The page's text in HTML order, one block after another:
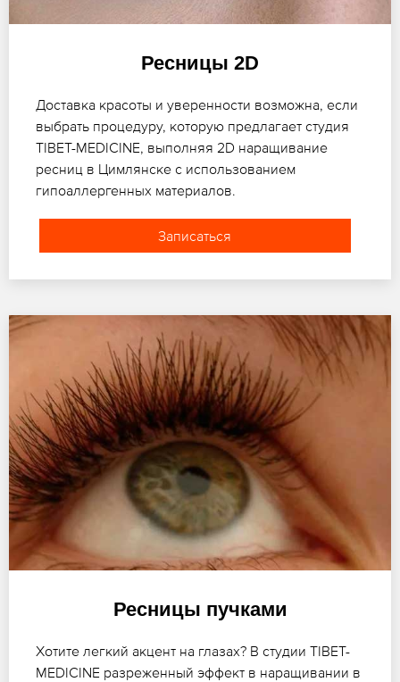
Ресницы 2D
Доставка красоты и уверенности возможна, если
выбрать процедуру, которую предлагает студия
TIBET-MEDICINE, выполняя 2D наращивание
ресниц в Цимлянске с использованием
гипоаллергенных материалов.
Записаться
Ресницы пучками
Хотите легкий акцент на глазах? В студии TIBET-
MEDICINE разреженный эффект в наращивании в